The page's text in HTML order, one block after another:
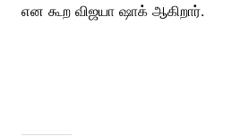
என கூற விஜயா ஷாக் ஆகிறார்.